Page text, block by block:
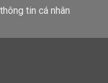
tin cá nhân